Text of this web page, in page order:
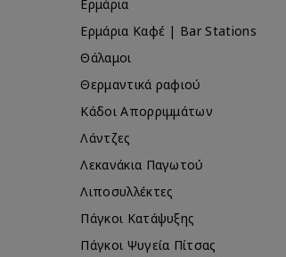
Ερμάρια
Ερμάρια Καφέ | Bar Stations
Θάλαμοι
Θερμαντικά ραφιού
Κάδοι Απορριμμάτων
Λάντζες
Λεκανάκια Παγωτού
Λιποσυλλέκτες
Πάγκοι Κατάψυξης
Πάγκοι Ψυγεία Πίτσας